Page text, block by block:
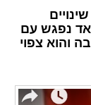
נפגש עם
והוא צפוי